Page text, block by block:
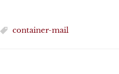
container-mail